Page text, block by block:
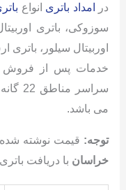
در امداد باتری انواع
سوزوکی، باتری
اوربیتال سیلور،
خدمات پس از فروش
سراسر
می باشد.
توجه: قیمت نوشته
خراسان با دریافت